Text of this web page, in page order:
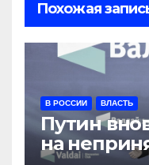
Похожая
В РОССИИ ВЛАСТЬ
Путин
на